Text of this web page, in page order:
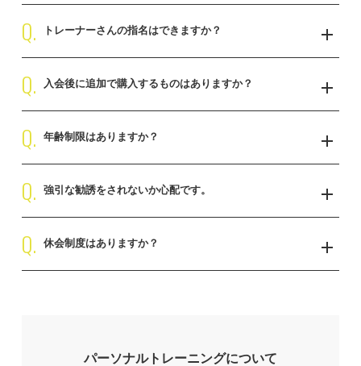
前日の20時を過ぎた場合のキャンセルにつきましてはご予約分が消
化扱いとなりますのでご了承ください。
ご来店時の消毒と体温チェック、マスクの徹底、常時換気を行いま
す。お客様がお帰りになった際、スタッフの手洗い消毒を行い、使
用した設備と更衣室の消毒を行っております。
Q. トレーナーさんの指名はできますか？
指名可能となりますのでお気軽にお申し付けください。スタッフに
より別途指名料がかかります。指名料金については直接お問い合わ
せください。
Q. 入会後に追加で購入するものはありますか？
ご入会時の入会金とコース料金以外に追加で購入するものはござい
ません。ご希望の方はトレーニング後のプロテインや軽食を販売し
ておりますので、お気軽にお買い求めいただけます。
Q. 年齢制限はありますか？
ございません。10代〜70代まで幅広いご年齢の方が通われておりま
す。
ただし、未成年の方は保護者の同意書が必要となります。
Q. 強引な勧誘をされないか心配です。
お客様自身が必要と感じ、通いたいと思われる方のみお通いいただ
いておりますので強引な勧誘は行いません。
Q. 休会制度はありますか？
パーソナルトレーニングについて